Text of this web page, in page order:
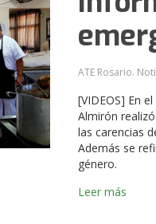
ATE Rosario.
[VIDEOS] En
Almirón
las carencias
Además se
género.
Leer más